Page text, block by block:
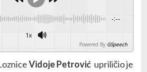
-:--
1x
Powered By GSpeech
Vidoje Petrovićupriličio je